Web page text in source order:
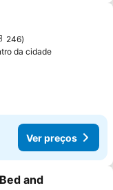
favoritos
246
da cidade
Ver preços
favoritos
and